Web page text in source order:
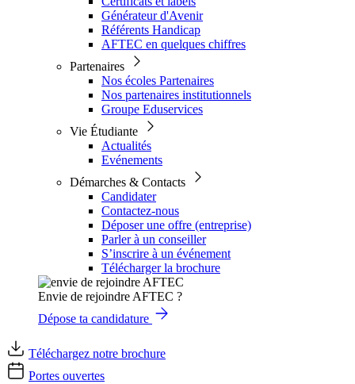
Générateur d'Avenir
Référents Handicap
AFTEC en quelques chiffres
Partenaires
Nos écoles Partenaires
Nos partenaires institutionnels
Groupe Eduservices
Vie Étudiante
Actualités
Evénements
Démarches & Contacts
Candidater
Contactez-nous
Déposer une offre (entreprise)
Parler à un conseiller
S’inscrire à un événement
Télécharger la brochure
Envie de rejoindre AFTEC ?
Dépose ta candidature
Téléchargez notre brochure
Portes ouvertes